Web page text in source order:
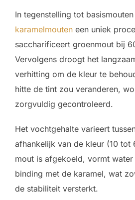
In tegenstelling tot
karamelmouten een uniek
saccharificeert groenmout bij
Vervolgens droogt het
verhitting om de kleur te
hitte de tint zou veranderen,
zorgvuldig gecontroleerd.
Het vochtgehalte varieert
afhankelijk van de kleur (10 tot
mout is afgekoeld, vormt water
binding met de karamel, wat
de stabiliteit versterkt.